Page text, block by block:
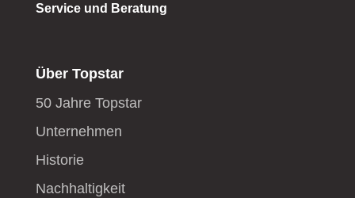
Service und Beratung
Über Topstar
50 Jahre Topstar
Unternehmen
Historie
Nachhaltigkeit